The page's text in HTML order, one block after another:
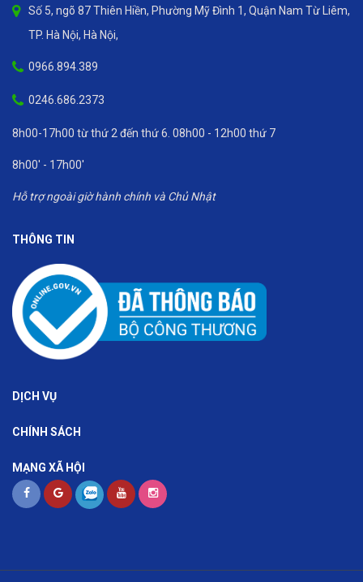
Số 5, ngõ 87 Thiên Hiền, Phường Mỹ Đình 1, Quận Nam Từ Liêm,
TP. Hà Nội, Hà Nội,
0966.894.389
0246.686.2373
8h00-17h00 từ thứ 2 đến thứ 6. 08h00 - 12h00 thứ 7
8h00' - 17h00'
Hỗ trợ ngoài giờ hành chính và Chủ Nhật
THÔNG TIN
DỊCH VỤ
CHÍNH SÁCH
MẠNG XÃ HỘI